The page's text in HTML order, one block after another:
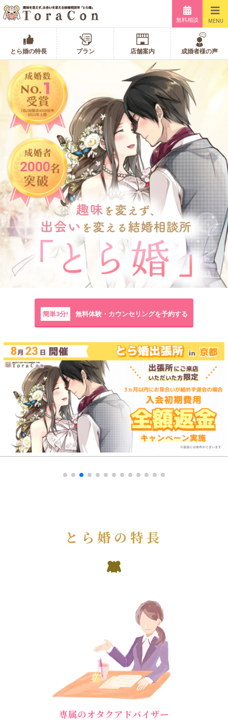
無料相談 MENU
とら婚の特長 プラン 店舗案内 成婚者様の声
2000
簡単3分! 無料体験・カウンセリングを予約する
とら婚の特長
専属のオタクアドバイザー